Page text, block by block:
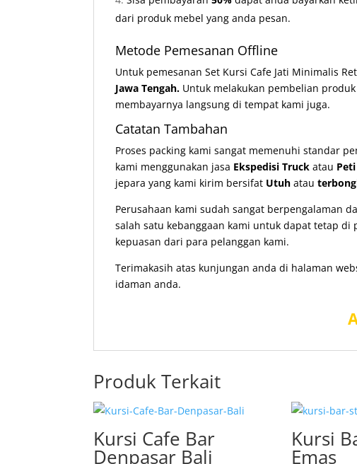
dari produk mebel yang anda pesan.
Metode Pemesanan Offline
Untuk pemesanan Set Kursi Cafe Jati Minimalis
Jawa Tengah. Untuk melakukan pembelian produk
membayarnya langsung di tempat kami juga.
Catatan Tambahan
Proses packing kami sangat memenuhi standar
kami menggunakan jasa Ekspedisi Truck atau
jepara yang kami kirim bersifat Utuh atau
Perusahaan kami sudah sangat berpengalaman
salah satu kebanggaan kami untuk dapat tetap
kepuasan dari para pelanggan kami.
Terimakasih atas kunjungan anda di halaman
idaman anda.
Produk Terkait
Kursi Cafe Bar
Denpasar Bali
Kursi
Emas